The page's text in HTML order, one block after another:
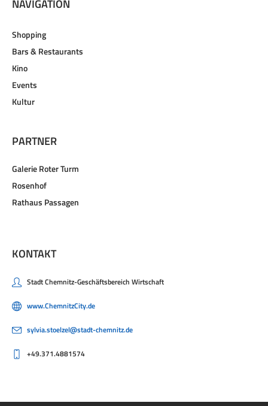
NAVIGATION
Shopping
Bars & Restaurants
Kino
Events
Kultur
PARTNER
Galerie Roter Turm
Rosenhof
Rathaus Passagen
KONTAKT
Stadt Chemnitz-Geschäftsbereich Wirtschaft
www.ChemnitzCity.de
sylvia.stoelzel@stadt-chemnitz.de
+49.371.4881574